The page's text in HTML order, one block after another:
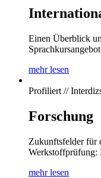
Einen Überblick
mehr lesen
Profiliert //
Forschung
Zukunftsfelder für
Werkstoffprüfung:
mehr lesen